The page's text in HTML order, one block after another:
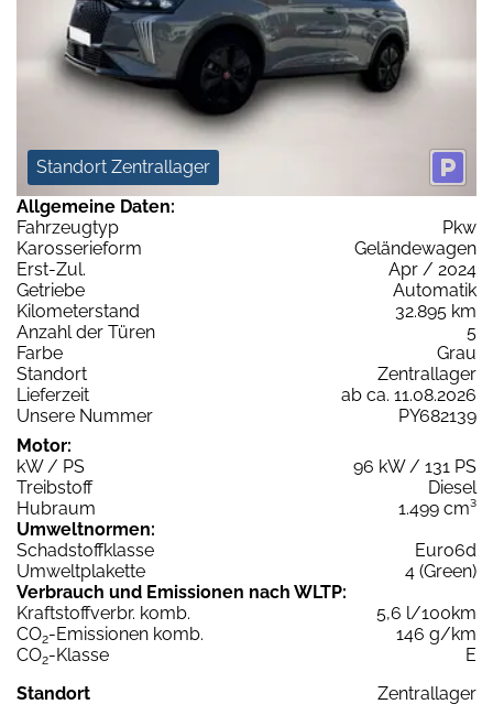
Standort Zentrallager
Allgemeine Daten:
Fahrzeugtyp
Pkw
Karosserieform
Geländewagen
Erst-Zul.
Apr / 2024
Getriebe
Automatik
Kilometerstand
32.895 km
Anzahl der Türen
5
Farbe
Grau
Standort
Zentrallager
Lieferzeit
ab ca. 11.08.2026
Unsere Nummer
PY682139
Motor:
kW / PS
96 kW / 131 PS
Treibstoff
Diesel
Hubraum
1.499 cm³
Umweltnormen:
Schadstoffklasse
Euro6d
Umweltplakette
4 (Green)
Verbrauch und Emissionen nach WLTP:
Kraftstoffverbr. komb.
5,6 l/100km
CO2-Emissionen komb.
146 g/km
CO2-Klasse
E
Standort
Zentrallager